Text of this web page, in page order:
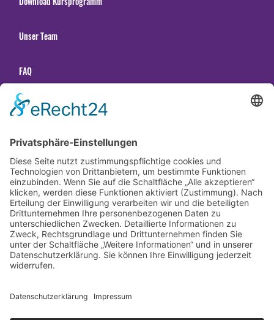
Unser Team
FAQ
Unsere Tanzschulen
Gender Hinweis
Newsletter abonnieren